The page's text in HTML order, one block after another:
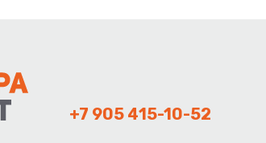
+7 905 415-10-52